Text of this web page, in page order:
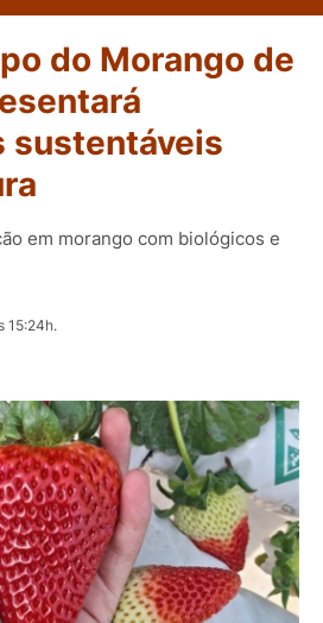
do Morango de
sustentáveis
em morango com biológicos e
15:24h.